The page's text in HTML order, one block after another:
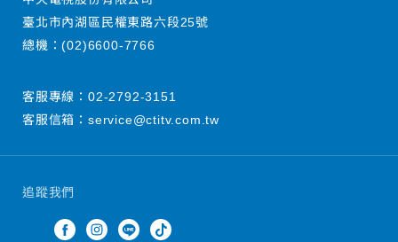
追蹤我們
臺北市內湖區民權東路六段25號
總機：(02)6600-7766
客服專線： 02-2792-3151
客服信箱： service@ctitv.com.tw